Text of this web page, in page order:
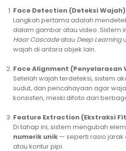
Face Detection (Deteksi Wajah)
Langkah pertama adalah
dalam gambar atau video. Sistem
Haar Cascadeatau Deep Learning
wajah di antara objek lain.
Face Alignment (Penyelarasan
Setelah wajah terdeteksi, sistem
sudut, dan pencahayaan agar
konsisten, meski difoto dari
Feature Extraction (Ekstraksi
Di tahap ini, sistem mengubah
numerik unik — seperti rasio jarak
atau kontur pipi.